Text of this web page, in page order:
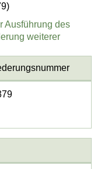
Ausführung des
weiterer